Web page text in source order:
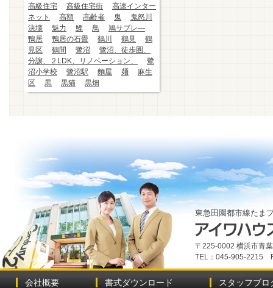
高級住宅
高級住宅街
高速インター
ネット
高額 高齢者 鬼
鬼怒川
決壊
魅力 鯉 鳥
鳩サブレ―
鴨居
鴨居の石畳 鶴川 鶴見
鶴
見区
鶴間 鷺沼
鷺沼、徒歩圏、
分譲、２LDK、リノベーション、
鷺
沼小学校
鷺沼駅 麵屋 麺
麻生
区
黒 黒猫 黒畑
東急田園都市線たま
〒225-0002 横浜市青
TEL：045-905-2215
会社概要 書式ダウンロード スタッフブロ